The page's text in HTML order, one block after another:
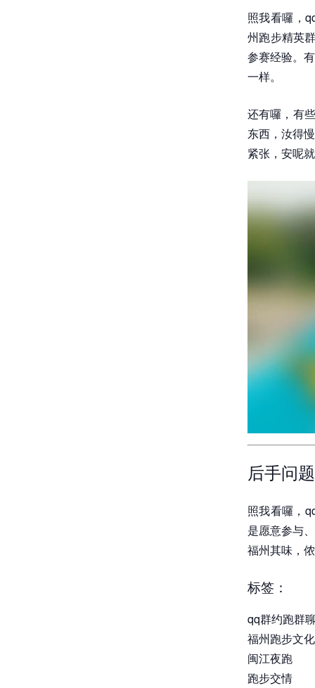
照我看囉，
州跑步精英
参赛经验。
一样。
还有囉，有
东西，汝得
紧张，安呢
后手问
照我看囉，
是愿意参与
福州其味，
标签：
qq群约跑群
福州跑步文化
闽江夜跑
跑步交情